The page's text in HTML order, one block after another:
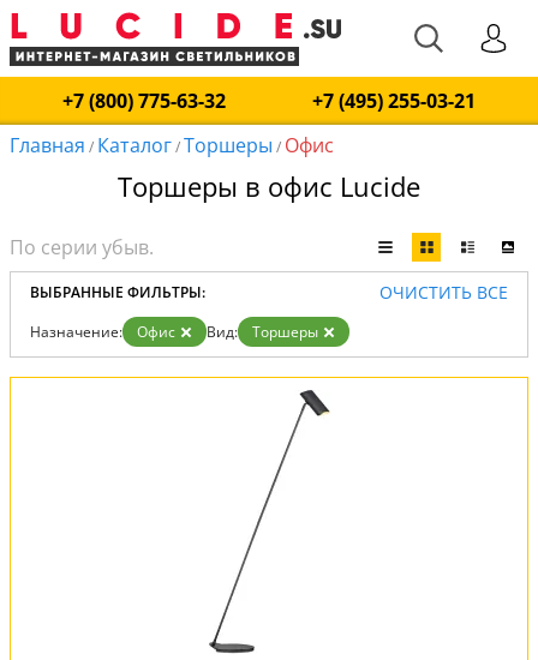
+7 (800) 775-63-32
+7 (495) 255-03-21
Главная / Каталог/Торшеры / Офис
Торшеры в офис Lucide
ВЫБРАННЫЕ ФИЛЬТРЫ: ОЧИСТИТЬ ВСЕ
Назначение: Офис Вид: Торшеры